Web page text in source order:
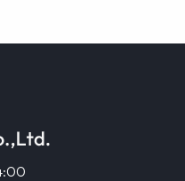
SIE MEHR